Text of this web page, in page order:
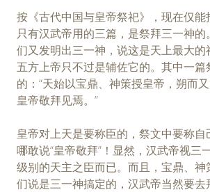
按《古代中国与皇帝祭祀》，现在仅能
只有汉武帝用的三篇，是祭拜三一神
们又发明出三一神，说这是天上最大的
五方上帝只不过是辅佐它的。其中一篇
的：“天始以宝鼎、神策授皇帝，朔而
皇帝敬拜见焉。”
皇帝对上天是要称臣的，祭文中要称自
哪敢说“皇帝敬拜”！显然，汉武帝视三
级别的天主之臣而已。而且，宝鼎、
们说是三一神搞定的，汉武帝当然要去